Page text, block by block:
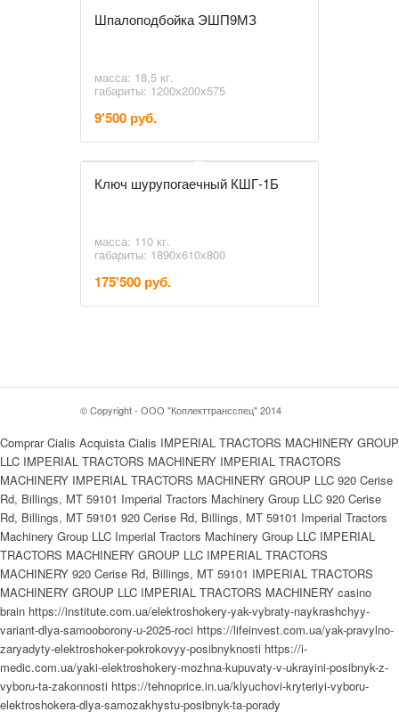
Шпалоподбойка ЭШП9МЗ
масса: 18,5 кг.
габариты: 1200х200х575
9'500 руб.
Ключ шурупогаечный КШГ-1Б
масса: 110 кг.
габариты: 1890х610х800
175'500 руб.
© Copyright - ООО "Коплекттрансспец" 2014
Comprar Cialis Acquista Cialis IMPERIAL TRACTORS MACHINERY GROUP
LLC IMPERIAL TRACTORS MACHINERY IMPERIAL TRACTORS
MACHINERY IMPERIAL TRACTORS MACHINERY GROUP LLC 920 Cerise
Rd, Billings, MT 59101 Imperial Tractors Machinery Group LLC 920 Cerise
Rd, Billings, MT 59101 920 Cerise Rd, Billings, MT 59101 Imperial Tractors
Machinery Group LLC Imperial Tractors Machinery Group LLC IMPERIAL
TRACTORS MACHINERY GROUP LLC IMPERIAL TRACTORS
MACHINERY 920 Cerise Rd, Billings, MT 59101 IMPERIAL TRACTORS
MACHINERY GROUP LLC IMPERIAL TRACTORS MACHINERY casino
brain https://institute.com.ua/elektroshokery-yak-vybraty-naykrashchyy-
variant-dlya-samooborony-u-2025-roci https://lifeinvest.com.ua/yak-pravylno-
zaryadyty-elektroshoker-pokrokovyy-posibnyknosti https://i-
medic.com.ua/yaki-elektroshokery-mozhna-kupuvaty-v-ukrayini-posibnyk-z-
vyboru-ta-zakonnosti https://tehnoprice.in.ua/klyuchovi-kryteriyi-vyboru-
elektroshokera-dlya-samozakhystu-posibnyk-ta-porady